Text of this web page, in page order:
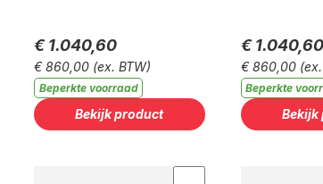
€ 1.040,60
€ 860,00 (ex. BTW)
Beperkte voorraad
Bekijk product
€ 1.040,60
€ 860,00
Beperkte
Bekijk